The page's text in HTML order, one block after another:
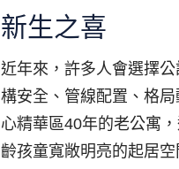
新生之喜
近年來，許多人會選擇
構安全、管線配置、格
心精華區40年的老公寓
齡孩童寬敞明亮的起居